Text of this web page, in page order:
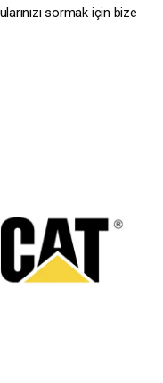
sormak için bize